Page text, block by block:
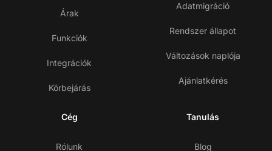
Árak
Funkciók
Integrációk
Körbejárás
Adatmigráció
Rendszer állapot
Változások naplója
Ajánlatkérés
Cég
Rólunk
Tanulás
Blog